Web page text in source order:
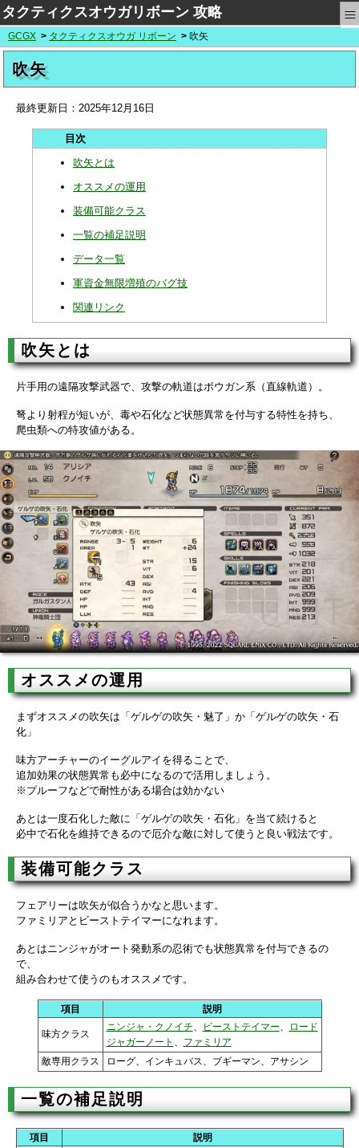
タクティクスオウガリボーン 攻略 ≡
GCGX タクティクスオウガ リボーン 吹矢
吹矢
最終更新日： 2025年12月16日
吹矢とは
オススメの運用
装備可能クラス
一覧の補足説明
データ一覧
軍資金無限増殖のバグ技
関連リンク
吹矢とは
片手用の遠隔攻撃武器で、攻撃の軌道はボウガン系（直線軌道）。
弩より射程が短いが、毒や石化など状態異常を付与する特性を持ち、
爬虫類への特攻値がある。
オススメの運用
まずオススメの吹矢は「ゲルゲの吹矢・魅了」か「ゲルゲの吹矢・石
化」
味方アーチャーのイーグルアイを得ることで、
追加効果の状態異常も必中になるので活用しましょう。
※プルーフなどで耐性がある場合は効かない
あとは一度石化した敵に「ゲルゲの吹矢・石化」を当て続けると
必中で石化を維持できるので厄介な敵に対して使うと良い戦法です。
装備可能クラス
フェアリーは吹矢が似合うかなと思います。
ファミリアとビーストテイマーになれます。
あとはニンジャがオート発動系の忍術でも状態異常を付与できるの
で、
組み合わせて使うのもオススメです。
項目 説明
味方クラス
ニンジャ・クノイチ ビーストテイマー
ロード
ジャガーノート
ファミリア
敵専用クラス
ローグ、インキュバス、ブギーマン、アサシン
一覧の補足説明
項目 説明